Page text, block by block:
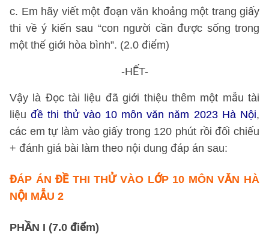
c. Em hãy viết một đoạn văn khoảng một trang giấy
thi về ý kiến sau “con người cần được sống trong
một thế giới hòa bình”. (2.0 điểm)
-HẾT-
Vậy là Đọc tài liệu đã giới thiệu thêm một mẫu tài
liệuđề thi thử vào 10 môn văn năm 2023 Hà Nội,
các em tự làm vào giấy trong 120 phút rồi đối chiếu
+ đánh giá bài làm theo nội dung đáp án sau:
ĐÁP ÁN ĐỀ THI THỬ VÀO LỚP 10 MÔN VĂN HÀ
NỘI MẪU 2
PHẦN I (7.0 điểm)